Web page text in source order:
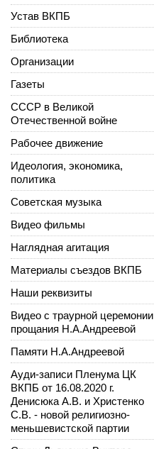
Устав ВКПБ
Библиотека
Организации
Газеты
СССР в Великой
Отечественной войне
Рабочее движение
Идеология, экономика,
политика
Советская музыка
Видео фильмы
Наглядная агитация
Материалы съездов ВКПБ
Наши реквизиты
Видео с траурной церемонии
прощания Н.А.Андреевой
Памяти Н.А.Андреевой
Ауди-записи Пленума ЦК
ВКПБ от 16.08.2020 г.
Денисюка А.В. и Христенко
С.В. - новой религиозно-
меньшевистской партии